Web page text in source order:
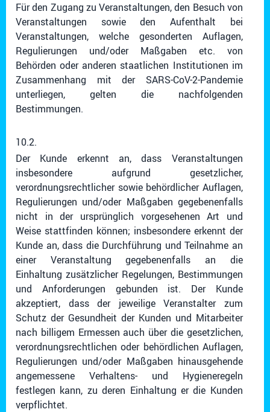
Für den Zugang zu Veranstaltungen, den Besuch von
Veranstaltungen sowie den Aufenthalt bei
Veranstaltungen, welche gesonderten Auflagen,
Regulierungen und/oder Maßgaben etc. von
Behörden oder anderen staatlichen Institutionen im
Zusammenhang mit der SARS-CoV-2-Pandemie
unterliegen, gelten die nachfolgenden
Bestimmungen.
10.2.
Der Kunde erkennt an, dass Veranstaltungen
insbesondere aufgrund gesetzlicher,
verordnungsrechtlicher sowie behördlicher Auflagen,
Regulierungen und/oder Maßgaben gegebenenfalls
nicht in der ursprünglich vorgesehenen Art und
Weise stattfinden können; insbesondere erkennt der
Kunde an, dass die Durchführung und Teilnahme an
einer Veranstaltung gegebenenfalls an die
Einhaltung zusätzlicher Regelungen, Bestimmungen
und Anforderungen gebunden ist. Der Kunde
akzeptiert, dass der jeweilige Veranstalter zum
Schutz der Gesundheit der Kunden und Mitarbeiter
nach billigem Ermessen auch über die gesetzlichen,
verordnungsrechtlichen oder behördlichen Auflagen,
Regulierungen und/oder Maßgaben hinausgehende
angemessene Verhaltens- und Hygieneregeln
festlegen kann, zu deren Einhaltung er die Kunden
verpflichtet.